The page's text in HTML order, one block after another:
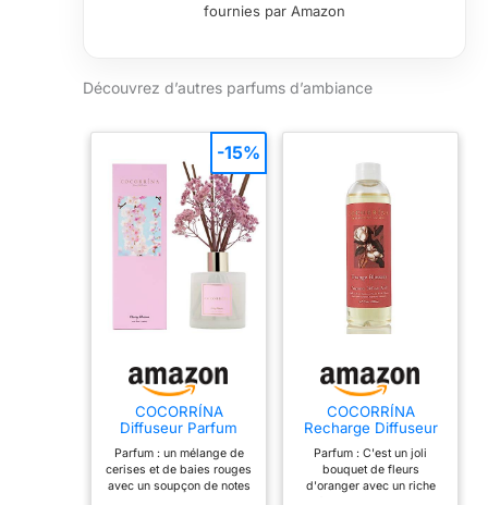
fournies par Amazon
Découvrez d’autres parfums d’ambiance
COCORRÍNA
Diffuseur Parfum
Cerisier 200ml avec
Diffuseur Bâtonnets
diffuseur de Parfum,
Parfum : un mélange de
cerises et de baies rouges
avec un soupçon de notes
-15%
COCORRÍNA
Recharge Diffuseur
d'oranger 200ml
Huile parfumée pour
diffuseur à Roseau
Parfum : C'est un joli
bouquet de fleurs
d'oranger avec un riche